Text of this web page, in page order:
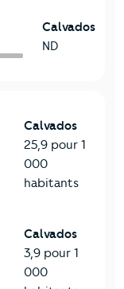
Calvados
ND
Calvados
25,9 pour 1
000
habitants
Calvados
3,9 pour 1
000